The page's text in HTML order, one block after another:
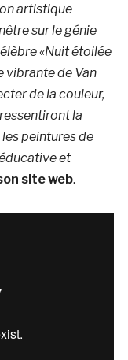
artistique
sur le génie
«Nuit étoilée
vibrante de Van
de la couleur,
la
peintures de
et
site web.